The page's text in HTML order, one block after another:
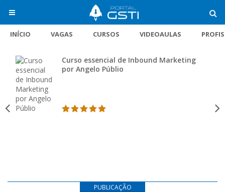
INÍCIO VAGAS CURSOS VIDEOAULAS
Curso essencial de Inbound Marketing
por Angelo Públio
PUBLICAÇÃO